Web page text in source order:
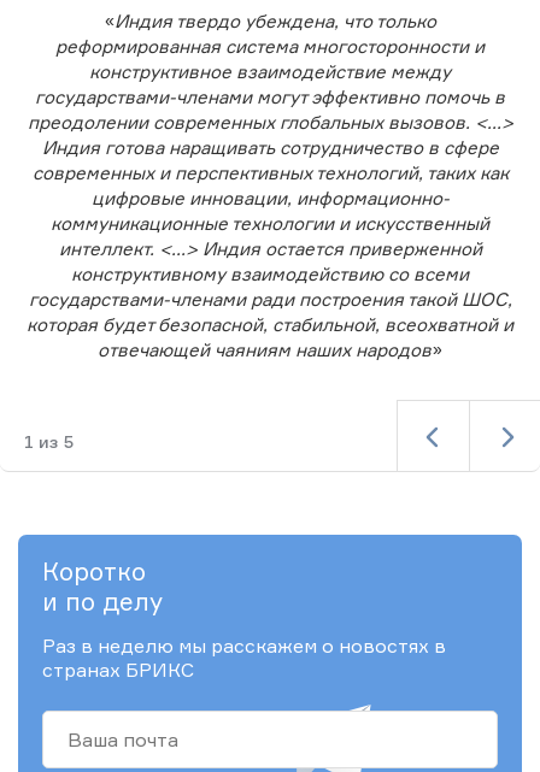
«Индия твердо убеждена, что только
реформированная система многосторонности и
конструктивное взаимодействие между
государствами-членами могут эффективно помочь в
преодолении современных глобальных вызовов. <...>
Индия готова наращивать сотрудничество в сфере
современных и перспективных технологий, таких как
цифровые инновации, информационно-
коммуникационные технологии и искусственный
интеллект. <...> Индия остается приверженной
конструктивному взаимодействию со всеми
государствами-членами ради построения такой ШОС,
которая будет безопасной, стабильной, всеохватной и
отвечающей чаяниям наших народов»
1 из 5
Коротко
и по делу
Раз в неделю мы расскажем о новостях в
странах БРИКС